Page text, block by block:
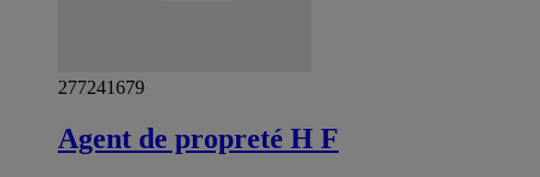
277241679
Agent de propreté H F